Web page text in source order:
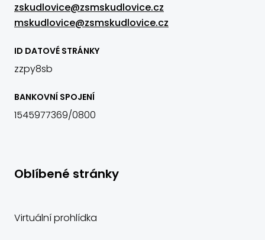
zskudlovice@zsmskudlovice.cz
mskudlovice@zsmskudlovice.cz
ID DATOVÉ STRÁNKY
zzpy8sb
BANKOVNÍ SPOJENÍ
1545977369/0800
Oblíbené stránky
Virtuální prohlídka